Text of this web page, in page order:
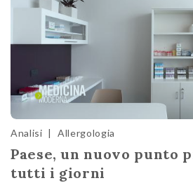
Analisi | Allergologia
Paese, un nuovo punto
tutti i giorni